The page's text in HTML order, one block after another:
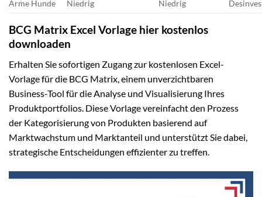
Arme Hunde Niedrig Niedrig
BCG Matrix Excel Vorlage hier kostenlos
downloaden
Erhalten Sie sofortigen Zugang zur kostenlosen Excel-
Vorlage für die BCG Matrix, einem unverzichtbaren
Business-Tool für die Analyse und Visualisierung Ihres
Produktportfolios. Diese Vorlage vereinfacht den Prozess
der Kategorisierung von Produkten basierend auf
Marktwachstum und Marktanteil und unterstützt Sie dabei,
strategische Entscheidungen effizienter zu treffen.